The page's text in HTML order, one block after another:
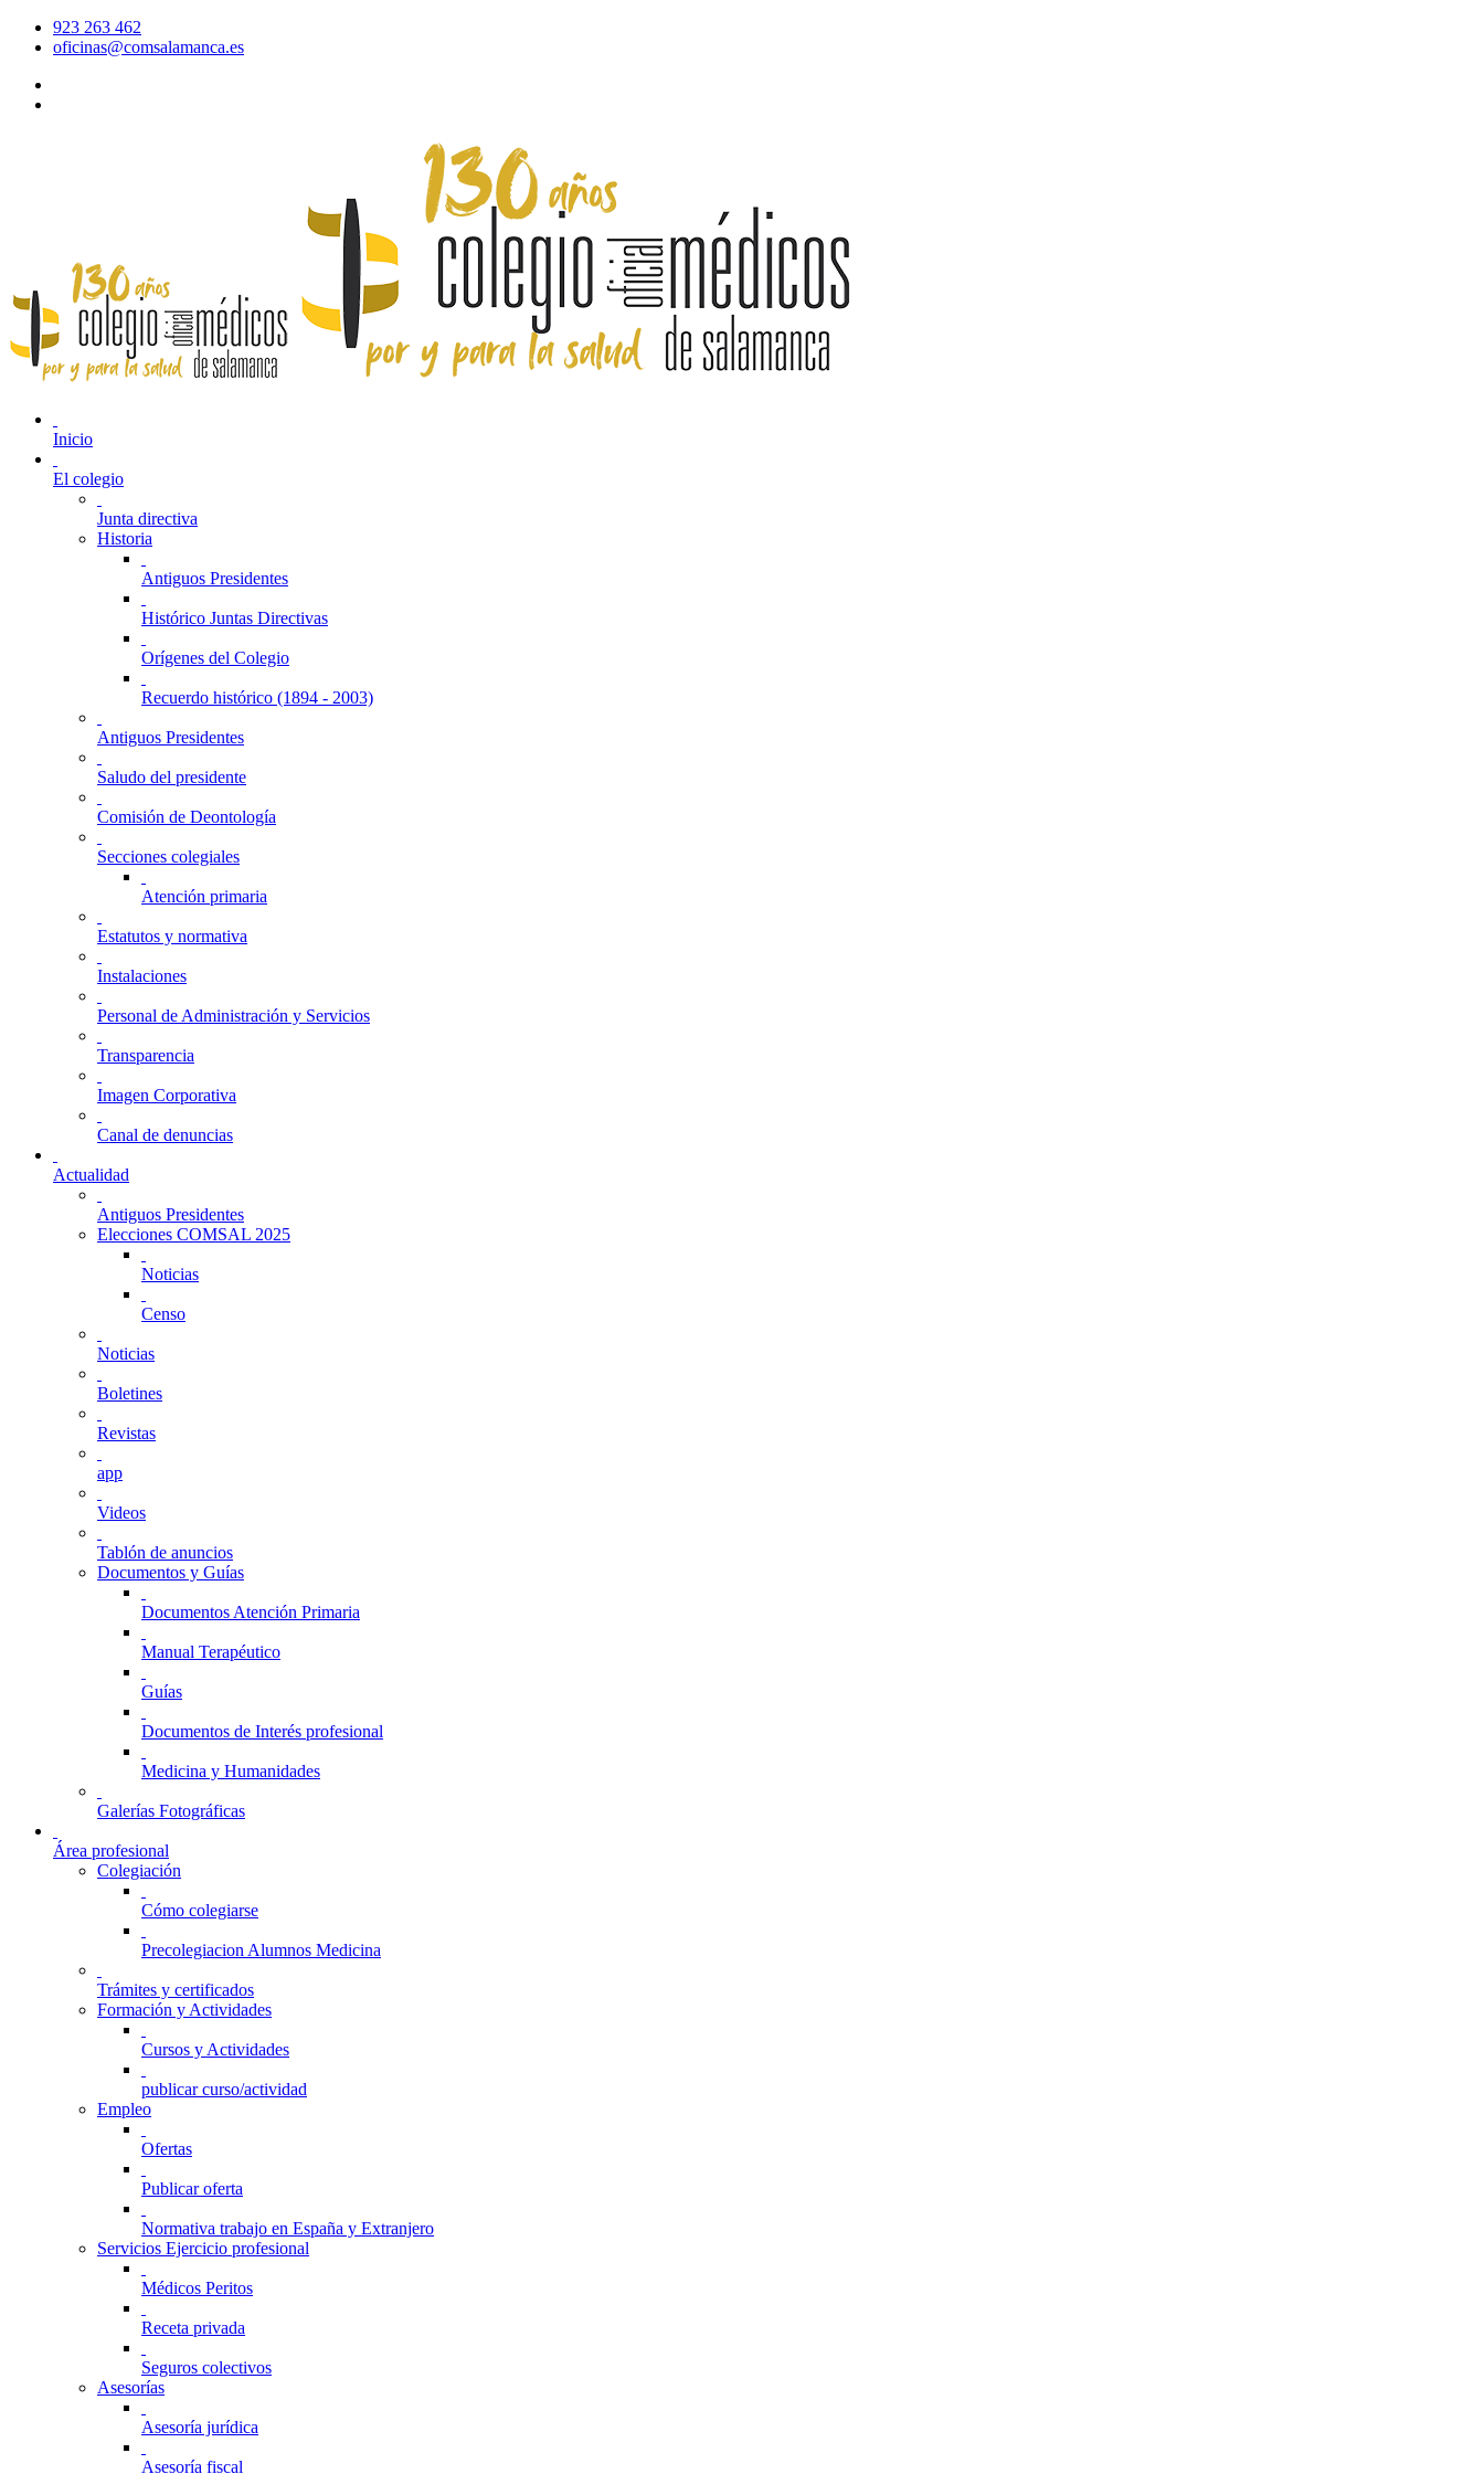
923 263 462
oficinas@comsalamanca.es
Inicio
El colegio
Junta directiva
Historia
Antiguos Presidentes
Histórico Juntas Directivas
Orígenes del Colegio
Recuerdo histórico (1894 - 2003)
Antiguos Presidentes
Saludo del presidente
Comisión de Deontología
Secciones colegiales
Atención primaria
Estatutos y normativa
Instalaciones
Personal de Administración y Servicios
Transparencia
Imagen Corporativa
Canal de denuncias
Actualidad
Antiguos Presidentes
Elecciones COMSAL 2025
Noticias
Censo
Noticias
Boletines
Revistas
app
Videos
Tablón de anuncios
Documentos y Guías
Documentos Atención Primaria
Manual Terapéutico
Guías
Documentos de Interés profesional
Medicina y Humanidades
Galerías Fotográficas
Área profesional
Colegiación
Cómo colegiarse
Precolegiacion Alumnos Medicina
Trámites y certificados
Formación y Actividades
Cursos y Actividades
publicar curso/actividad
Empleo
Ofertas
Publicar oferta
Normativa trabajo en España y Extranjero
Servicios Ejercicio profesional
Médicos Peritos
Receta privada
Seguros colectivos
Asesorías
Asesoría jurídica
Asesoría fiscal